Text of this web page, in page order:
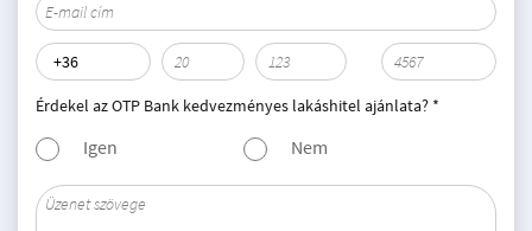
Érdekel az OTP Bank kedvezményes lakáshitel ajánlata? *
Igen Nem